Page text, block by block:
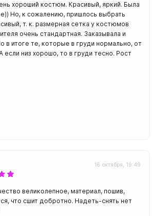
хороший костюм. Красивый, яркий. Была
Но, к сожалению, пришлось выбрать
т. к. размерная сетка у костюмов
очень стандартная. Заказывала и
в итоге те, которые в груди нормально, от
если низ хорошо, то в груди тесно. Рост
16 октября, 19:49
великолепное, материал, пошив,
что сшит добротно. Надеть-снять нет